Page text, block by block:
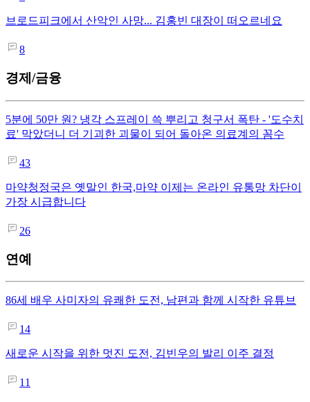
브로드피크에서 산악인 사망... 김홍빈 대장이 떠오르네요
8
경제/금융
5분에 50만 원? 냉각 스프레이 쓱 뿌리고 청구서 폭탄 - '도수치
료' 막았더니 더 기괴한 괴물이 되어 돌아온 의료계의 꼼수
43
마약청정국은 옛말인 한국,마약 이제는 온라인 유통망 차단이
가장 시급합니다
26
연예
86세 배우 사미자의 유쾌한 도전, 남편과 함께 시작한 유튜브
14
새로운 시작을 위한 멋진 도전, 김빈우의 발리 이주 결정
11